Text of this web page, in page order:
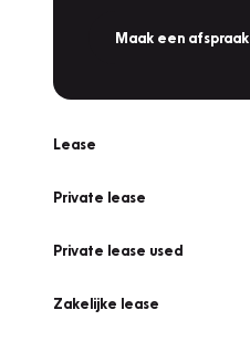
Maak een afspraak
Lease
Private lease
Private lease used
Zakelijke lease